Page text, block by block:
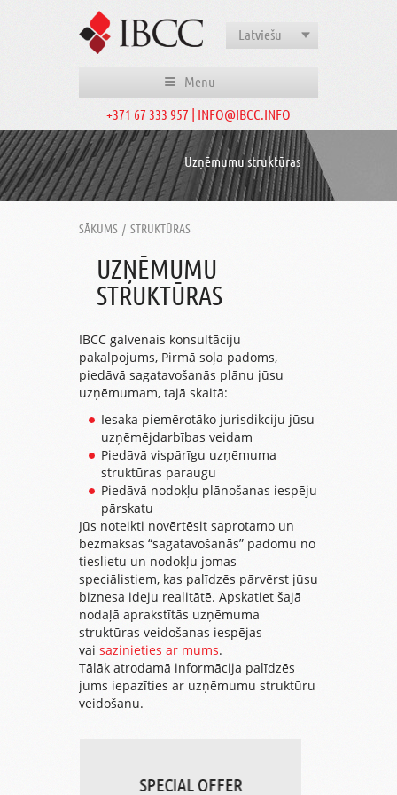
Latviešu
Menu
+371 67 333 957 | INFO@IBCC.INFO
Uzņēmumu struktūras
SĀKUMS / STRUKTŪRAS
UZŅĒMUMU
STRUKTŪRAS
IBCC galvenais konsultāciju
pakalpojums, Pirmā soļa padoms,
piedāvā sagatavošanās plānu jūsu
uzņēmumam, tajā skaitā:
Iesaka piemērotāko jurisdikciju jūsu
uzņēmējdarbības veidam
Piedāvā vispārīgu uzņēmuma
struktūras paraugu
Piedāvā nodokļu plānošanas iespēju
pārskatu
Jūs noteikti novērtēsit saprotamo un
bezmaksas “sagatavošanās” padomu no
tieslietu un nodokļu jomas
speciālistiem, kas palīdzēs pārvērst jūsu
biznesa ideju realitātē. Apskatiet šajā
nodaļā aprakstītās uzņēmuma
struktūras veidošanas iespējas
vai sazinieties ar mums.
Tālāk atrodamā informācija palīdzēs
jums iepazīties ar uzņēmumu struktūru
veidošanu.